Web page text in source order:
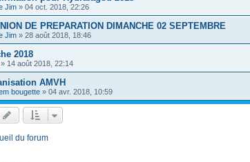
Jim » 04 oct. 2018, 22:26
DE PREPARATION DIMANCHE 02 SEPTEMBRE
Jim » 28 août 2018, 18:46
2018
» 14 août 2018, 22:14
AMVH
bougette » 04 avr. 2018, 10:59
du forum